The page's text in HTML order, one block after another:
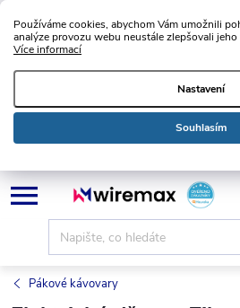
Používáme cookies, abychom Vám umožnili
analýze provozu webu neustále zlepšovali
Více informací
Nastavení
Souhlasím
Přejít
na
Pákové kávovary